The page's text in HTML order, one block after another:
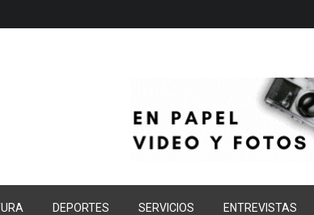
DEPORTES SERVICIOS ENTREVISTAS